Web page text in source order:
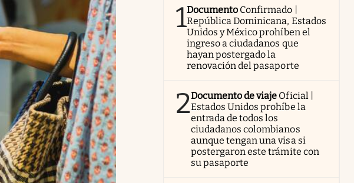
1Documento Confirmado |
República Dominicana, Estados
Unidos y México prohíben el
ingreso a ciudadanos que
hayan postergado la
renovación del pasaporte
2Documento de viaje Oficial |
Estados Unidos prohíbe la
entrada de todos los
ciudadanos colombianos
aunque tengan una visa si
postergaron este trámite con
su pasaporte